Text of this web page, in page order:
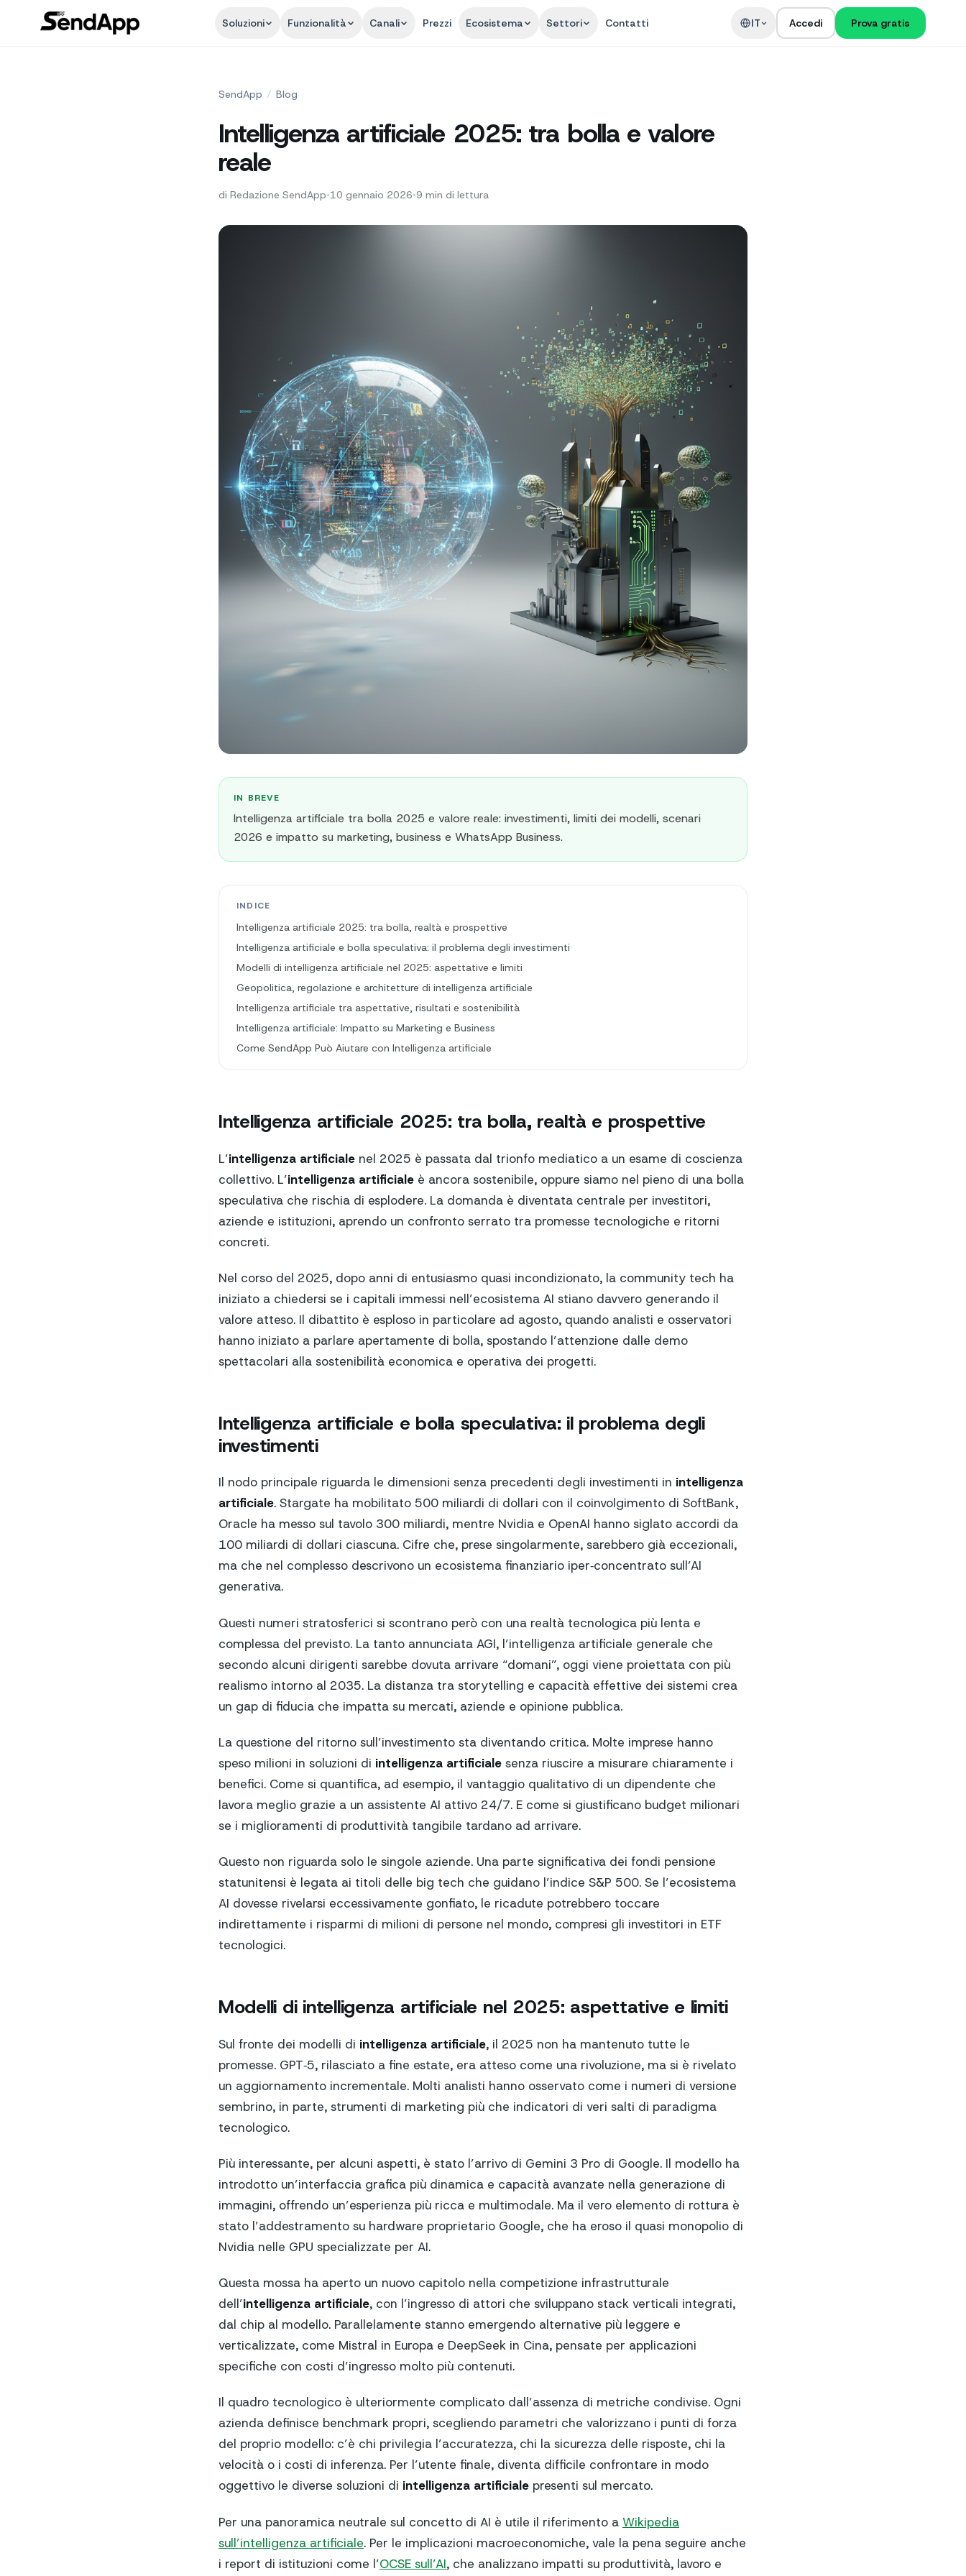
Soluzioni Funzionalità Canali Prezzi Ecosistema Settori Contatti IT Accedi Prova gratis
SendApp / Blog
Intelligenza artificiale 2025: tra bolla e valore
reale
di Redazione SendApp•10 gennaio 2026•9 min di lettura
IN BREVE
Intelligenza artificiale tra bolla 2025 e valore reale: investimenti, limiti dei modelli, scenari
2026 e impatto su marketing, business e WhatsApp Business.
INDICE
Intelligenza artificiale 2025: tra bolla, realtà e prospettive
Intelligenza artificiale e bolla speculativa: il problema degli investimenti
Modelli di intelligenza artificiale nel 2025: aspettative e limiti
Geopolitica, regolazione e architetture di intelligenza artificiale
Intelligenza artificiale tra aspettative, risultati e sostenibilità
Intelligenza artificiale: Impatto su Marketing e Business
Come SendApp Può Aiutare con Intelligenza artificiale
Intelligenza artificiale 2025: tra bolla, realtà e prospettive
L’intelligenza artificiale nel 2025 è passata dal trionfo mediatico a un esame di coscienza
collettivo. L’intelligenza artificiale è ancora sostenibile, oppure siamo nel pieno di una bolla
speculativa che rischia di esplodere. La domanda è diventata centrale per investitori,
aziende e istituzioni, aprendo un confronto serrato tra promesse tecnologiche e ritorni
concreti.
Nel corso del 2025, dopo anni di entusiasmo quasi incondizionato, la community tech ha
iniziato a chiedersi se i capitali immessi nell’ecosistema AI stiano davvero generando il
valore atteso. Il dibattito è esploso in particolare ad agosto, quando analisti e osservatori
hanno iniziato a parlare apertamente di bolla, spostando l’attenzione dalle demo
spettacolari alla sostenibilità economica e operativa dei progetti.
Intelligenza artificiale e bolla speculativa: il problema degli
investimenti
Il nodo principale riguarda le dimensioni senza precedenti degli investimenti in intelligenza
artificiale. Stargate ha mobilitato 500 miliardi di dollari con il coinvolgimento di SoftBank,
Oracle ha messo sul tavolo 300 miliardi, mentre Nvidia e OpenAI hanno siglato accordi da
100 miliardi di dollari ciascuna. Cifre che, prese singolarmente, sarebbero già eccezionali,
ma che nel complesso descrivono un ecosistema finanziario iper‑concentrato sull’AI
generativa.
Questi numeri stratosferici si scontrano però con una realtà tecnologica più lenta e
complessa del previsto. La tanto annunciata AGI, l’intelligenza artificiale generale che
secondo alcuni dirigenti sarebbe dovuta arrivare “domani”, oggi viene proiettata con più
realismo intorno al 2035. La distanza tra storytelling e capacità effettive dei sistemi crea
un gap di fiducia che impatta su mercati, aziende e opinione pubblica.
La questione del ritorno sull’investimento sta diventando critica. Molte imprese hanno
speso milioni in soluzioni di intelligenza artificiale senza riuscire a misurare chiaramente i
benefici. Come si quantifica, ad esempio, il vantaggio qualitativo di un dipendente che
lavora meglio grazie a un assistente AI attivo 24/7. E come si giustificano budget milionari
se i miglioramenti di produttività tangibile tardano ad arrivare.
Questo non riguarda solo le singole aziende. Una parte significativa dei fondi pensione
statunitensi è legata ai titoli delle big tech che guidano l’indice S&P 500. Se l’ecosistema
AI dovesse rivelarsi eccessivamente gonfiato, le ricadute potrebbero toccare
indirettamente i risparmi di milioni di persone nel mondo, compresi gli investitori in ETF
tecnologici.
Modelli di intelligenza artificiale nel 2025: aspettative e limiti
Sul fronte dei modelli di intelligenza artificiale, il 2025 non ha mantenuto tutte le
promesse. GPT‑5, rilasciato a fine estate, era atteso come una rivoluzione, ma si è rivelato
un aggiornamento incrementale. Molti analisti hanno osservato come i numeri di versione
sembrino, in parte, strumenti di marketing più che indicatori di veri salti di paradigma
tecnologico.
Più interessante, per alcuni aspetti, è stato l’arrivo di Gemini 3 Pro di Google. Il modello ha
introdotto un’interfaccia grafica più dinamica e capacità avanzate nella generazione di
immagini, offrendo un’esperienza più ricca e multimodale. Ma il vero elemento di rottura è
stato l’addestramento su hardware proprietario Google, che ha eroso il quasi monopolio di
Nvidia nelle GPU specializzate per AI.
Questa mossa ha aperto un nuovo capitolo nella competizione infrastrutturale
dell’intelligenza artificiale, con l’ingresso di attori che sviluppano stack verticali integrati,
dal chip al modello. Parallelamente stanno emergendo alternative più leggere e
verticalizzate, come Mistral in Europa e DeepSeek in Cina, pensate per applicazioni
specifiche con costi d’ingresso molto più contenuti.
Il quadro tecnologico è ulteriormente complicato dall’assenza di metriche condivise. Ogni
azienda definisce benchmark propri, scegliendo parametri che valorizzano i punti di forza
del proprio modello: c’è chi privilegia l’accuratezza, chi la sicurezza delle risposte, chi la
velocità o i costi di inferenza. Per l’utente finale, diventa difficile confrontare in modo
oggettivo le diverse soluzioni di intelligenza artificiale presenti sul mercato.
Per una panoramica neutrale sul concetto di AI è utile il riferimento a Wikipedia
sull’intelligenza artificiale. Per le implicazioni macroeconomiche, vale la pena seguire anche
i report di istituzioni come l’OCSE sull’AI, che analizzano impatti su produttività, lavoro e